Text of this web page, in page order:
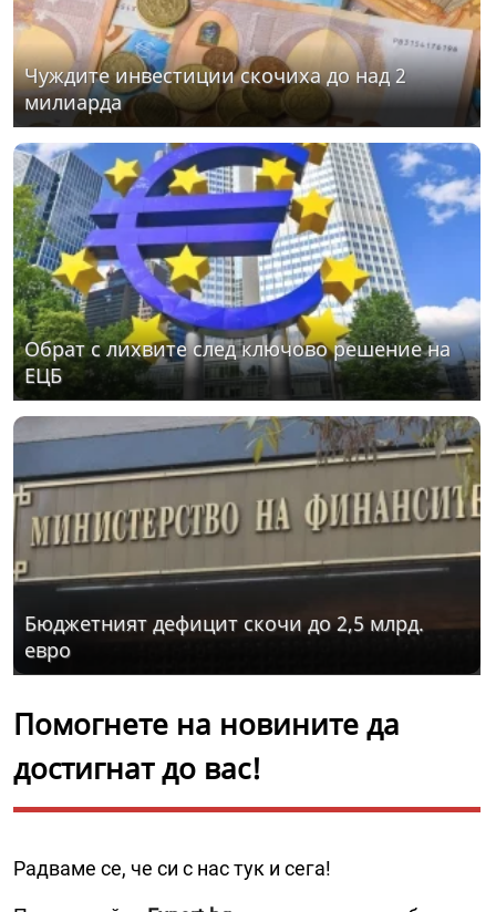
Чуждите инвестиции скочиха до над 2
милиарда
Обрат с лихвите след ключово решение на
ЕЦБ
Бюджетният дефицит скочи до 2,5 млрд.
евро
Помогнете на новините да
достигнат до вас!
Радваме се, че си с нас тук и сега!